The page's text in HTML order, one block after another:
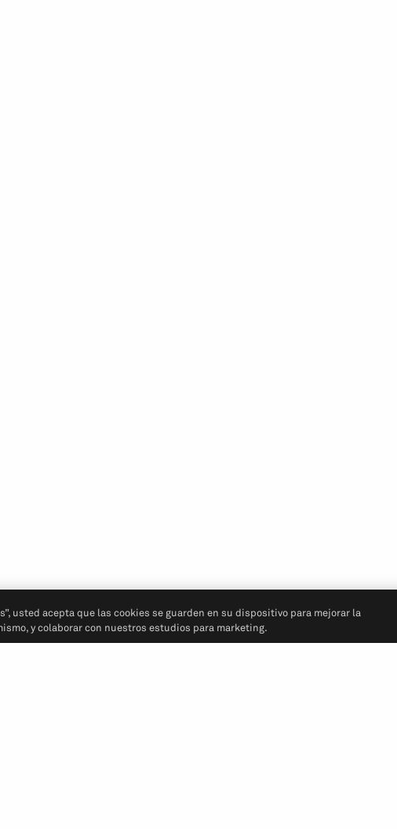
usted acepta que las cookies se guarden en su dispositivo para mejorar la
y colaborar con nuestros estudios para marketing.